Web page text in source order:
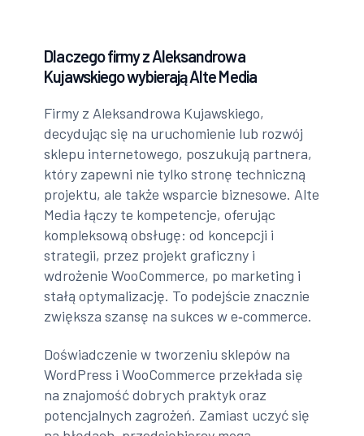
Dlaczego firmy z Aleksandrowa
Kujawskiego wybierają Alte Media
Firmy z Aleksandrowa Kujawskiego,
decydując się na uruchomienie lub rozwój
sklepu internetowego, poszukują partnera,
który zapewni nie tylko stronę techniczną
projektu, ale także wsparcie biznesowe. Alte
Media łączy te kompetencje, oferując
kompleksową obsługę: od koncepcji i
strategii, przez projekt graficzny i
wdrożenie WooCommerce, po marketing i
stałą optymalizację. To podejście znacznie
zwiększa szansę na sukces w e‑commerce.
Doświadczenie w tworzeniu sklepów na
WordPress i WooCommerce przekłada się
na znajomość dobrych praktyk oraz
potencjalnych zagrożeń. Zamiast uczyć się